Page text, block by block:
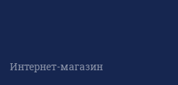
Интернет-магазин